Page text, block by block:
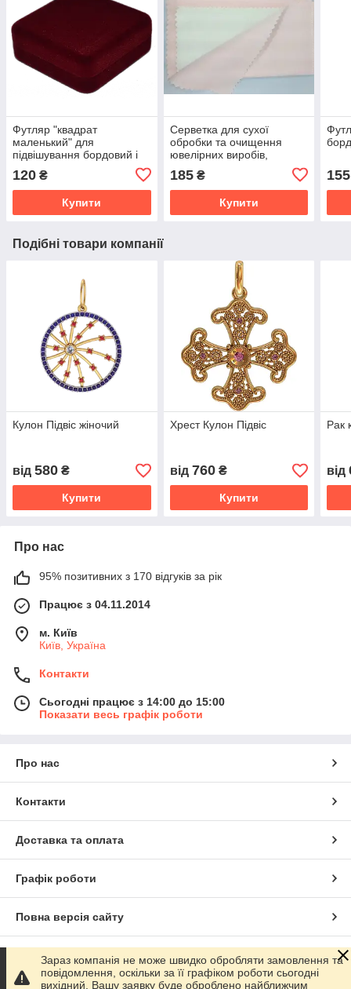
Футляр "квадрат
маленький" для
підвішування бордовий і
120 ₴
Купити
Серветка для сухої
обробки та очищення
ювелірних виробів,
185₴
Купити
155
Подібні товари компанії
Кулон Підвіс жіночий
від 580 ₴
Купити
Хрест Кулон Підвіс
від 760₴
Купити
Рак
від
Про нас
95% позитивних з 170 відгуків за рік
Працює з 04.11.2014
м. Київ
Київ, Україна
Контакти
Сьогодні працює з 14:00 до 15:00
Показати весь графік роботи
Про нас
Контакти
Доставка та оплата
Графік роботи
Повна версія сайту
Сайт створено на маркетплейсіProm.ua
Зараз компанія не може швидко обробляти замовлення та
повідомлення, оскільки за її графіком роботи сьогодні
вихідний. Вашу заявку буде оброблено найближчим